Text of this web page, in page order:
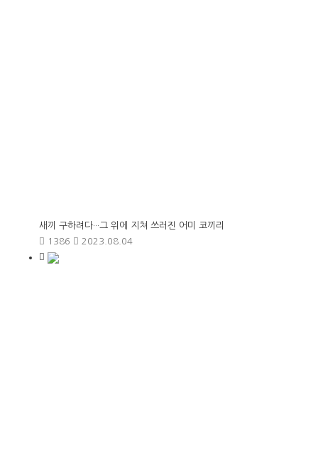
새끼 구하려다···그 위에 지쳐 쓰러진 어미 코끼리
1386
2023.08.04